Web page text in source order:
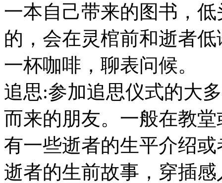
一本自己带来的图书，
的，会在灵棺前和逝者
一杯咖啡，聊表问候。
追思:参加追思仪式的大
而来的朋友。一般在教
有一些逝者的生平介绍
逝者的生前故事，穿插